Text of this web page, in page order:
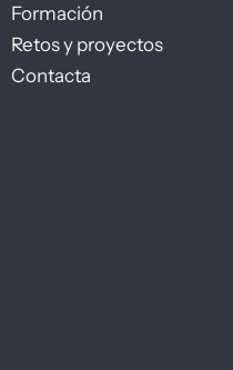
Formación
Retos y proyectos
Contacta